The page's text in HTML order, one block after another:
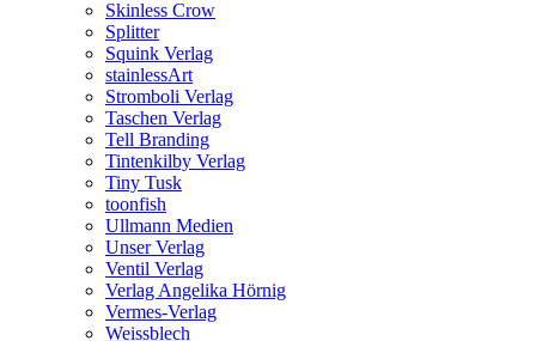
Skinless Crow
Splitter
Squink Verlag
stainlessArt
Stromboli Verlag
Taschen Verlag
Tell Branding
Tintenkilby Verlag
Tiny Tusk
toonfish
Ullmann Medien
Unser Verlag
Ventil Verlag
Verlag Angelika Hörnig
Vermes-Verlag
Weissblech